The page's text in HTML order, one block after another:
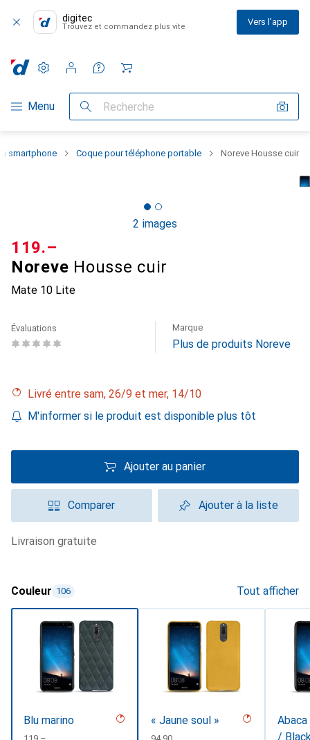
digitec
Trouvez et commandez plus vite Vers l'app
Navigation par catégorie
Menu Recherche
Paramètres
Compte client
Listes de comparaison
Listes d'envies
Panier
smartphone Coque pour téléphone portable Noreve Housse cuir
2 images
Noreve Housse cuir
Mate 10 Lite
CHF
119.–
Évaluations Marque
Plus de produits Noreve
Livré entre sam, 26/9 et mer, 14/10
M'informer si le produit est disponible plus tôt
Ajouter au panier
Comparer Ajouter à la liste
livraison gratuite
Couleur 106 Tout afficher
Blu marino « Jaune soul »
/